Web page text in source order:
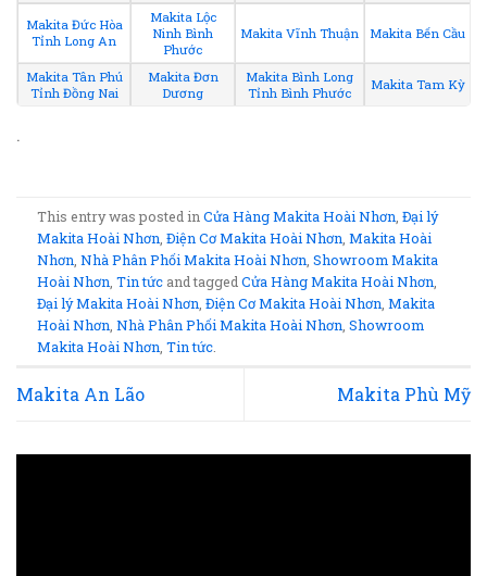
Makita Đức Hòa
Tỉnh Long An
Makita Lộc
Ninh Bình
Phước
Makita Vĩnh Thuận Makita Bến Cầu
Makita Tân Phú
Tỉnh Đồng Nai
Makita Đơn
Dương
Makita Bình Long
Tỉnh Bình Phước
Makita Tam Kỳ
.
This entry was posted inCửa Hàng Makita Hoài Nhơn ,Đại lý
Makita Hoài Nhơn ,Điện Cơ Makita Hoài Nhơn ,Makita Hoài
Nhơn ,Nhà Phân Phối Makita Hoài Nhơn ,Showroom Makita
Hoài Nhơn ,Tin tức and taggedCửa Hàng Makita Hoài Nhơn
Đại lý Makita Hoài Nhơn ,Điện Cơ Makita Hoài Nhơn ,Makita
Hoài Nhơn ,Nhà Phân Phối Makita Hoài Nhơn ,Showroom
Makita Hoài Nhơn ,Tin tức
Makita An Lão Makita Phù Mỹ